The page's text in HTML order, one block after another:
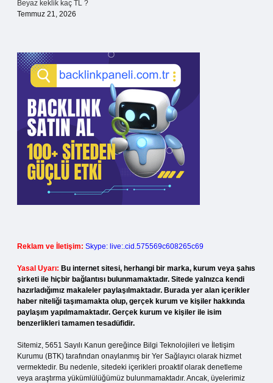
Beyaz keklik kaç TL ?
Temmuz 21, 2026
Reklam ve İletişim: Skype: live:.cid.575569c608265c69
Yasal Uyarı: Bu internet sitesi, herhangi bir marka, kurum veya şahıs
şirketi ile hiçbir bağlantısı bulunmamaktadır. Sitede yalnızca kendi
hazırladığımız makaleler paylaşılmaktadır. Burada yer alan içerikler
haber niteliği taşımamakta olup, gerçek kurum ve kişiler hakkında
paylaşım yapılmamaktadır. Gerçek kurum ve kişiler ile isim
benzerlikleri tamamen tesadüfidir.
Sitemiz, 5651 Sayılı Kanun gereğince Bilgi Teknolojileri ve İletişim
Kurumu (BTK) tarafından onaylanmış bir Yer Sağlayıcı olarak hizmet
vermektedir. Bu nedenle, sitedeki içerikleri proaktif olarak denetleme
veya araştırma yükümlülüğümüz bulunmamaktadır. Ancak, üyelerimiz